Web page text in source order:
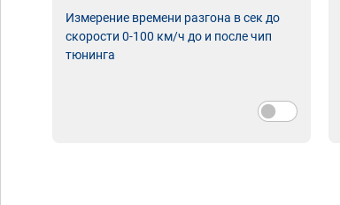
Измерение времени разгона в сек до
скорости 0-100 км/ч до и после чип
тюнинга